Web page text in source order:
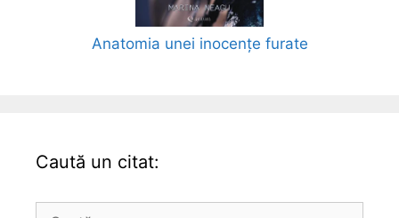
Anatomia unei inocențe furate
Caută un citat: